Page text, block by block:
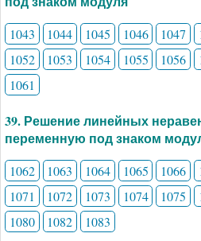
1043 1044 1045 1046 1047
1052
1053 1054 1055 1056
1061
39. Решение линейных
переменную под знаком
1062 1063 1064 1065 1066
1071
1072 1073 1074 1075
1080
1082 1083